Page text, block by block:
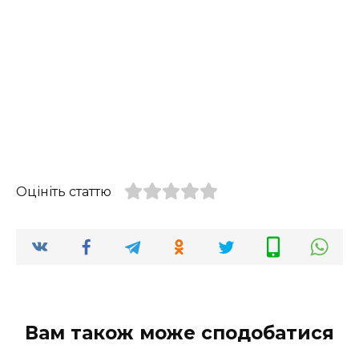
Оцініть статтю
Вам також може сподобатися